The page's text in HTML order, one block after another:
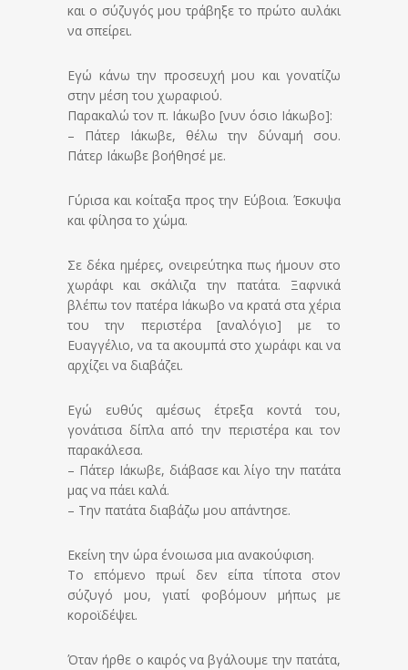
και ο σύζυγός μου τράβηξε το πρώτο αυλάκι
να σπείρει.
Εγώ κάνω την προσευχή μου και γονατίζω
στην μέση του χωραφιού.
Παρακαλώ τον π. Ιάκωβο [νυν όσιο Ιάκωβο]:
– Πάτερ Ιάκωβε, θέλω την δύναμή σου.
Πάτερ Ιάκωβε βοήθησέ με.
Γύρισα και κοίταξα προς την Εύβοια. Έσκυψα
και φίλησα το χώμα.
Σε δέκα ημέρες, ονειρεύτηκα πως ήμουν στο
χωράφι και σκάλιζα την πατάτα. Ξαφνικά
βλέπω τον πατέρα Ιάκωβο να κρατά στα χέρια
του την περιστέρα [αναλόγιο] με το
Ευαγγέλιο, να τα ακουμπά στο χωράφι και να
αρχίζει να διαβάζει.
Εγώ ευθύς αμέσως έτρεξα κοντά του,
γονάτισα δίπλα από την περιστέρα και τον
παρακάλεσα.
– Πάτερ Ιάκωβε, διάβασε και λίγο την πατάτα
μας να πάει καλά.
– Την πατάτα διαβάζω μου απάντησε.
Εκείνη την ώρα ένοιωσα μια ανακούφιση.
Το επόμενο πρωί δεν είπα τίποτα στον
σύζυγό μου, γιατί φοβόμουν μήπως με
κοροϊδέψει.
Όταν ήρθε ο καιρός να βγάλουμε την πατάτα,